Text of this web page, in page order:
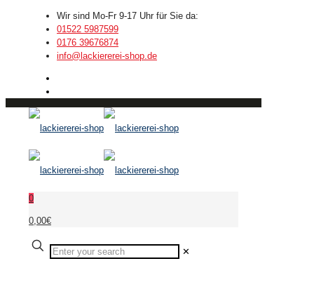
Wir sind Mo-Fr 9-17 Uhr für Sie da:
01522 5987599
0176 39676874
info@lackiererei-shop.de
0
0,00€
✕